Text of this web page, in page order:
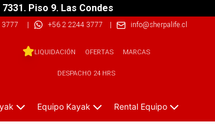
Piso 9. Las Condes
3777 | +56 2 2244 3777 | info@sherpalife.cl
LIQUIDACIÓN OFERTAS MARCAS
DESPACHO 24 HRS
Equipo Kayak Rental Equipo